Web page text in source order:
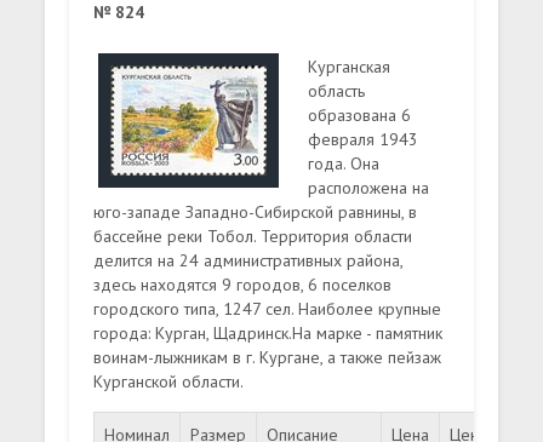
№ 824
Курганская
область
образована 6
февраля 1943
года. Она
расположена на
юго-западе Западно-Сибирской равнины, в
бассейне реки Тобол. Территория области
делится на 24 административных района,
здесь находятся 9 городов, 6 поселков
городского типа, 1247 сел. Наиболее крупные
города: Курган, Щадринск.На марке - памятник
воинам-лыжникам в г. Кургане, а также пейзаж
Курганской области.
Номинал Размер Описание Цена Цена